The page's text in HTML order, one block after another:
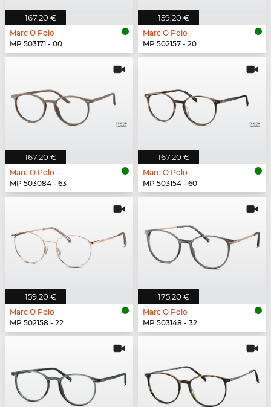
167,20 €
Marc O Polo
MP 503171 - 00
159,20 €
Marc O Polo
MP 502157 - 20
167,20 €
Marc O Polo
MP 503084 - 63
167,20 €
Marc O Polo
MP 503154 - 60
159,20 €
Marc O Polo
MP 502158 - 22
175,20 €
Marc O Polo
MP 503148 - 32